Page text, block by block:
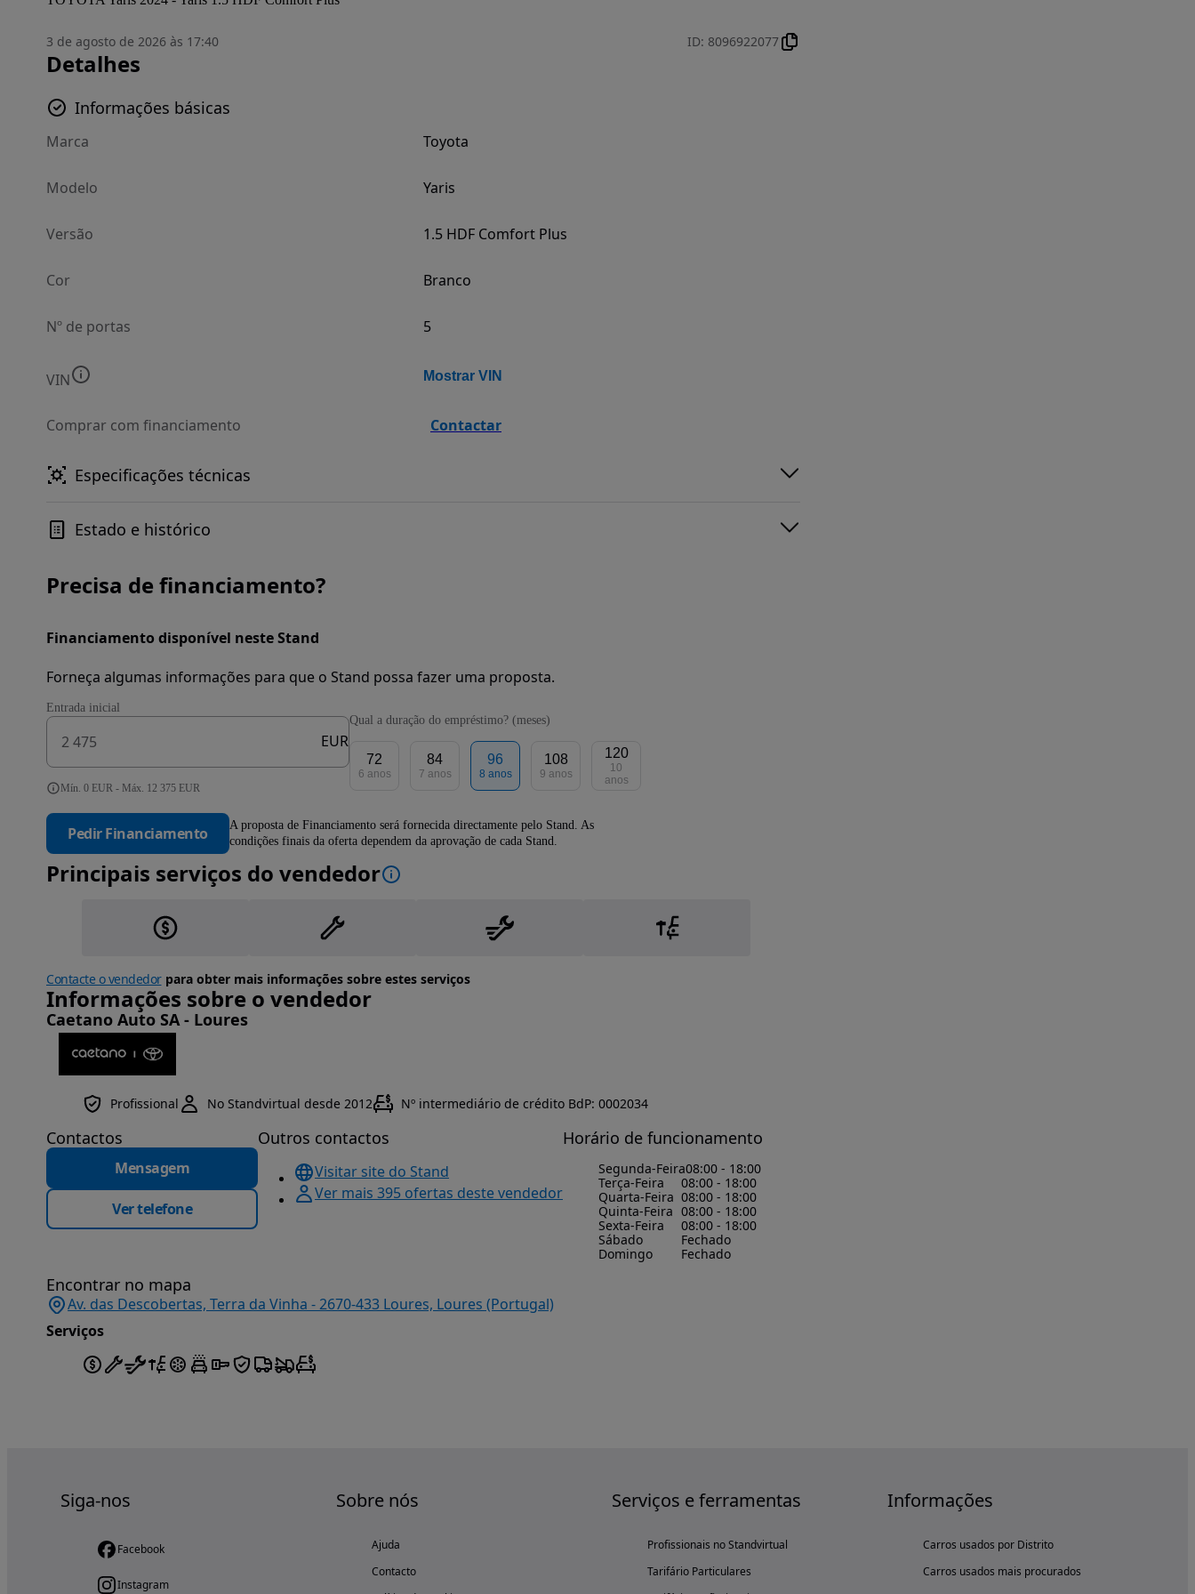
3 de agosto de 2026 às 17:40 ID: 8096922077
Detalhes
Informações básicas
Marca Toyota
Modelo Yaris
Versão 1.5 HDF Comfort Plus
Cor Branco
Nº de portas 5
VIN Mostrar VIN
Comprar com financiamento Contactar
Especificações técnicas
Estado e histórico
Precisa de financiamento?
Financiamento disponível neste Stand
Forneça algumas informações para que o Stand possa fazer uma proposta.
Entrada inicial
EUR
Mín. 0 EUR - Máx. 12 375 EUR
Qual a duração do empréstimo? (meses)
72
6 anos
84
7 anos
96
8 anos
108
9 anos
120
10
anos
Pedir Financiamento
A proposta de Financiamento será fornecida directamente pelo Stand. As
condições finais da oferta dependem da aprovação de cada Stand.
Principais serviços do vendedor
Contacte o vendedorpara obter mais informações sobre estes serviços
Informações sobre o vendedor
Caetano Auto SA - Loures
Profissional No Standvirtual desde 2012 Nº intermediário de crédito BdP: 0002034
Contactos
Mensagem
Ver telefone
Outros contactos
Visitar site do Stand
Ver mais 395 ofertas deste vendedor
Horário de funcionamento
Segunda-Feira08:00 - 18:00
Terça-Feira
08:00 - 18:00
Quarta-Feira 08:00 - 18:00
Quinta-Feira 08:00 - 18:00
Sexta-Feira
08:00 - 18:00
Sábado
Fechado
Domingo
Fechado
Encontrar no mapa
Av. das Descobertas, Terra da Vinha - 2670-433 Loures, Loures (Portugal)
Serviços
Siga-nos
Facebook
Instagram
Sobre nós
Ajuda
Contacto
Serviços e ferramentas
Profissionais no Standvirtual
Tarifário Particulares
Informações
Carros usados por Distrito
Carros usados mais procurados